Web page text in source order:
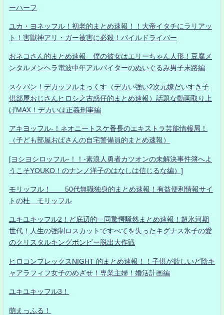
ーハーフ
ユカ・ヨネッフル！初老的まとめ速報！！大帝イタチにラリアッ
ト！害獣神アリ・ガー被害に必殺！パイルドライバー
おネコさん的まとめ速報 僕の彼女はエリーちゃん人形！豆腐メ
ンタルメンヘラ電波中年アルバイターのぬいぐるみ男子末路編
スケバン！デカッフルまっくす（デカい強い2次元嫁だいすき子
供部屋おじさんヒロシ之古惑仔的まとめ速報）話題な動画取り上
げMAX！デカいは正義刑事編
アキヨッフル-！ネオニートスケ番長のエキストラ芸能情報局！
（子ども部屋おばさんの自宅警備員的まとめ速報）
[ヨシヨシロッフル-！！-素浪人勇者カツオンの未解決事件簿へよ
うこそYOUKO！のナンノ洋子のはなしは信じるな編）]
モリッフル！ 50代無職独身的まとめ速報！有益便利情報サイ
トの杜 モリッフル
ユキユキッフル2！ど底辺的一同驚愕騒然まとめ速報！超氷河期
世代！人生の強制ロスカットですべてを失ったキグナス氷子の愛
のクリスタルキングボンビー脱出大作戦
ヒロコンプレックスNIGHT 的まとめ速報！！子供が欲しいど陰キ
ャアラフィフ女子のめざせ！専業主婦！婚活計画編
ユキユキッフル3！
萌えっふる！